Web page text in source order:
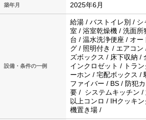
築年月 2025年6月
設備・条件の一例
給湯 / バストイレ別 / シ
室 / 浴室乾燥機 / 洗面
台 / 温水洗浄便座 / オ
グ / 照明付き / エアコ
ズボックス / 床下収納 /
インクロゼット / トラ
ーホン / 宅配ボックス /
ファイバー / BS / 防犯
要 / システムキッチン /
以上コンロ / IHクッキ
機置き場 /